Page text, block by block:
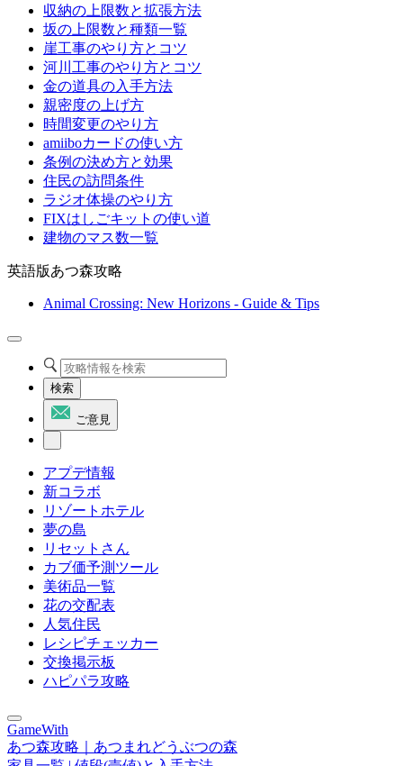
収納の上限数と拡張方法
坂の上限数と種類一覧
崖工事のやり方とコツ
河川工事のやり方とコツ
金の道具の入手方法
親密度の上げ方
時間変更のやり方
amiiboカードの使い方
条例の決め方と効果
住民の訪問条件
ラジオ体操のやり方
FIXはしごキットの使い道
建物のマス数一覧
英語版あつ森攻略
Animal Crossing: New Horizons - Guide & Tips
検索
ご意見
アプデ情報
新コラボ
リゾートホテル
夢の島
リセットさん
カブ価予測ツール
美術品一覧
花の交配表
人気住民
レシピチェッカー
交換掲示板
ハピパラ攻略
GameWith
あつ森攻略｜あつまれどうぶつの森